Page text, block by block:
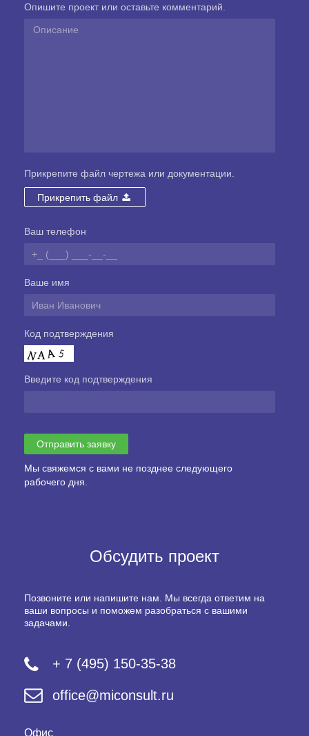
Опишите проект или оставьте комментарий.
Прикрепите файл чертежа или документации.
Прикрепить файл
Ваш телефон
Ваше имя
Код подтверждения
Введите код подтверждения
Мы свяжемся с вами не позднее следующего
рабочего дня.
Обсудить проект
Позвоните или напишите нам. Мы всегда ответим на
ваши вопросы и поможем разобраться с вашими
задачами.
+ 7 (495) 150-35-38
office@miconsult.ru
Офис